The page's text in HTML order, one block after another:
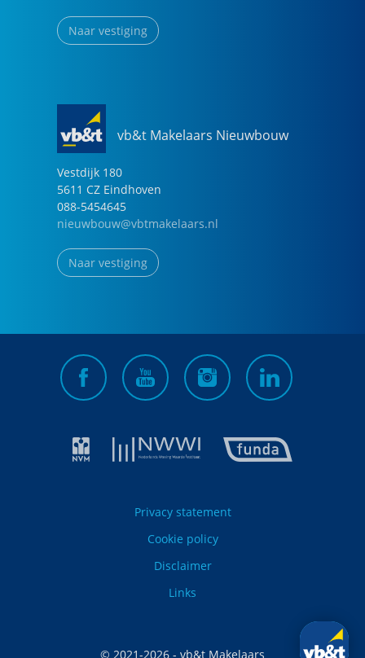
Naar vestiging
vb&t Makelaars Nieuwbouw
Vestdijk 180
5611 CZ Eindhoven
088-5454645
nieuwbouw@vbtmakelaars.nl
Naar vestiging
Privacy statement
Cookie policy
Disclaimer
Links
© 2021-2026 - vb&t Makelaars